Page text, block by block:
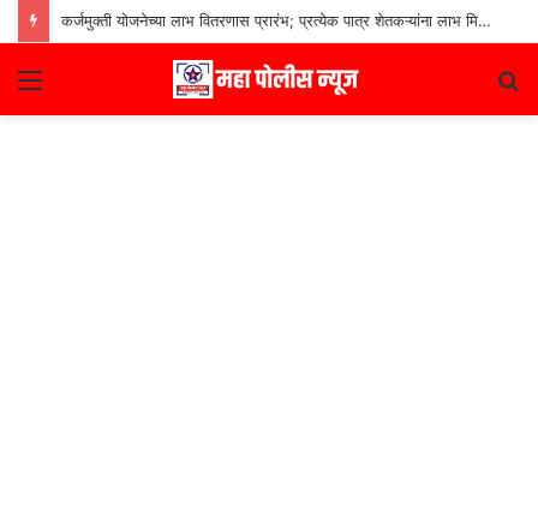
कर्जमुक्ती योजनेच्या लाभ वितरणास प्रारंभ; प्रत्येक पात्र शेतकऱ्यांना लाभ मिळणार– मुख्यमंत्री देवेंद्र फडणवीस
Menu